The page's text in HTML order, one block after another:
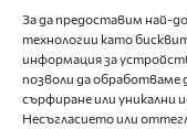
За да предоставим най-
технологии като
информация за
позволи да обработваме
сърфиране или уникални
Несъгласието или
За контакти
editor@fashion-
+359 88 227 33 47